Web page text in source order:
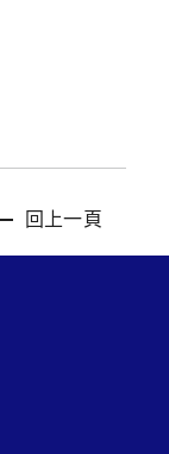
回上一頁